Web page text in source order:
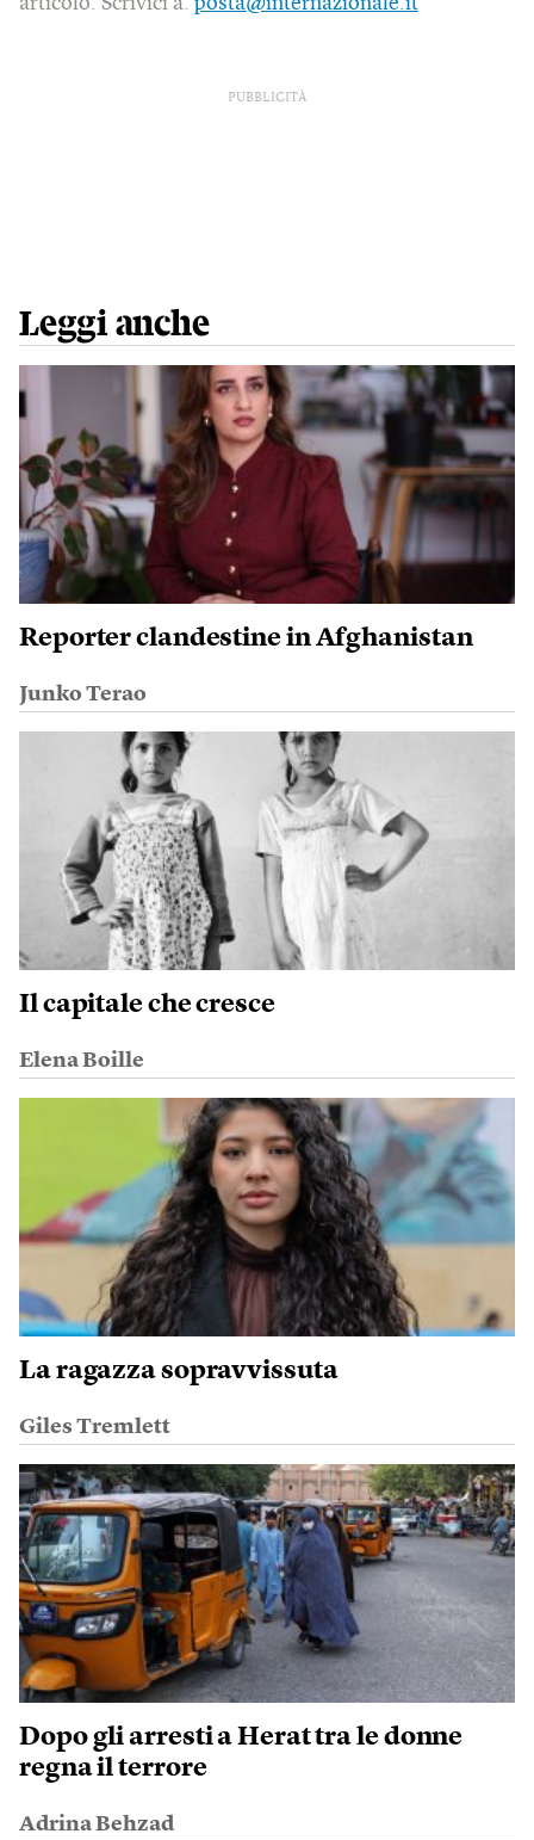
PUBBLICITÀ
Leggi anche
Reporter clandestine in Afghanistan
Junko Terao
Il capitale che cresce
Elena Boille
La ragazza sopravvissuta
Giles Tremlett
Dopo gli arresti a Herat tra le donne
regna il terrore
Adrina Behzad